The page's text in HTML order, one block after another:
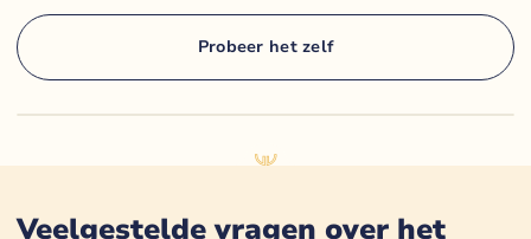
Probeer het zelf
Veelgestelde vragen over het